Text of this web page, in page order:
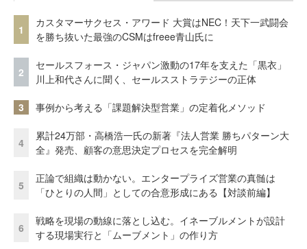
1
カスタマーサクセス・アワード 大賞はNEC！天下一武闘会
を勝ち抜いた最強のCSMはfreee青山氏に
2
セールスフォース・ジャパン激動の17年を支えた「黒衣」
川上和代さんに聞く、セールスストラテジーの正体
3 事例から考える「課題解決型営業」の定着化メソッド
4
累計24万部・高橋浩一氏の新著『法人営業 勝ちパターン大
全』発売、顧客の意思決定プロセスを完全解明
5
正論で組織は動かない。エンタープライズ営業の真髄は
「ひとりの人間」としての合意形成にある【対談前編】
6
戦略を現場の動線に落とし込む。イネーブルメントが設計
する現場実行と「ムーブメント」の作り方